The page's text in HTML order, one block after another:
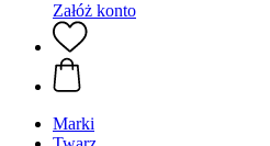
Załóż konto
Marki